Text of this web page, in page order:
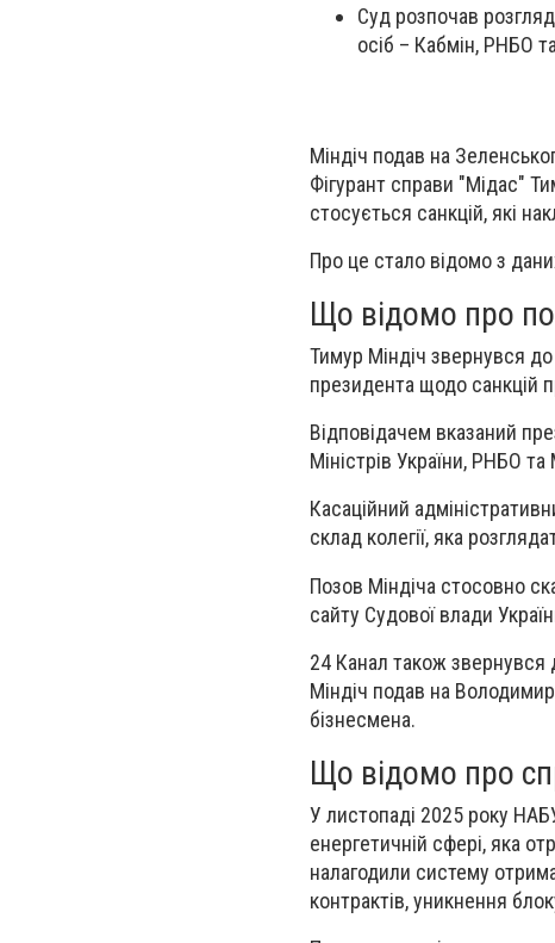
Суд розпочав
осіб – Кабмін, РНБО
Міндіч подав на
Фігурант справи "Мідас"
стосується санкцій, які
Про це стало відомо з
Що відомо про
Тимур Міндіч звернувся
президента щодо санкцій
Відповідачем вказаний
Міністрів України, РНБО
Касаційний
склад колегії, яка
Позов Міндіча стосовно
сайту Судової влади
24 Канал також звернувся
Міндіч подав на
бізнесмена.
Що відомо про
У листопаді 2025 року
енергетичній сфері, яка
налагодили систему
контрактів, уникнення